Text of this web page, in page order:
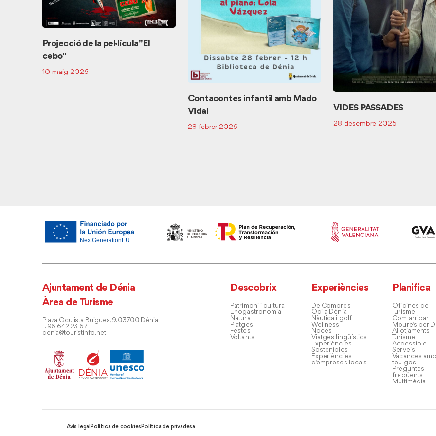
Projecció de la pel·lícula "El
cebo"
10 maig 2026
Contacontes infantil amb Mado
Vidal
28 febrer 2026
VIDES PASSADES
28 desembre 2025
Ajuntament de Dénia
Àrea de Turisme
Plaza Oculista Buigues, 9. 03700 Dénia
T. 96 642 23 67
denia@touristinfo.net
Descobrix
Patrimoni i cultura
Enogastronomia
Natura
Platges
Festes
Voltants
Experiències
De Compres
Oci a Dénia
Nàutica i golf
Wellness
Noces
Viatges lingüístics
Experiències
Sostenibles
Experiències
d’empreses locals
Planifica
Oficines de
Turisme
Com arribar
Moure’s per
Allotjaments
Turisme
Accessible
Serveis
Vacances
teu gos
Preguntes
freqüents
Multimèdia
Avís legal Política de cookies Política de privadesa